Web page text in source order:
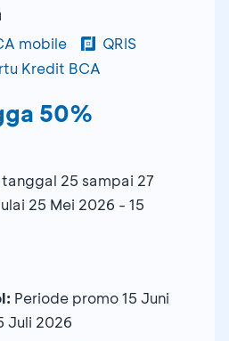
mobile
QRIS
Kredit BCA
50%
25 sampai 27
25 Mei 2026 - 15
Periode promo 15 Juni
Juli 2026